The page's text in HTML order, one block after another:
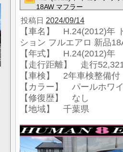
18AW マフラー
投稿日 2024/09/14
【車名】 H.24(2012)年
ション フルエアロ 新品
【年式】 H.24(2012)年
【走行距離】 走行
【車検】 2年車検整備付
【カラー】 パールホワ
【修復歴】 なし
【地域】 千葉県